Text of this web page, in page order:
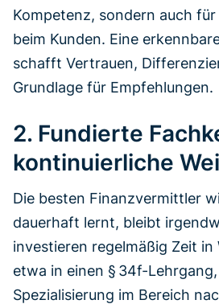
Kompetenz, sondern auch für
beim Kunden. Eine
schafft Vertrauen,
Grundlage für Empfehlungen.
2. Fundierte
kontinuierliche
Die besten Finanzvermittler
dauerhaft lernt, bleibt
investieren regelmäßig Zeit in
etwa in einen § 34f-
Spezialisierung im Bereich